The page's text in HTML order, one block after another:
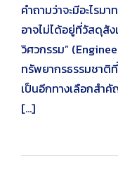
คำถามว่าจะมีอะไรม
อาจไม่ได้อยู่ที่วัสดุสัง
วิศวกรรม”
ทรัพยากรธรรมชาติ
เป็นอีกทางเลือกสำ
[...]